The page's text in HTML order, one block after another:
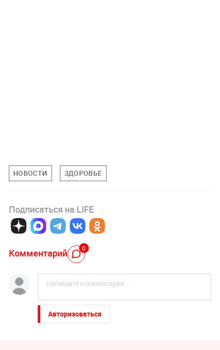
НОВОСТИ ЗДОРОВЬЕ
Подписаться на LIFE
Комментарий 0
Авторизоваться